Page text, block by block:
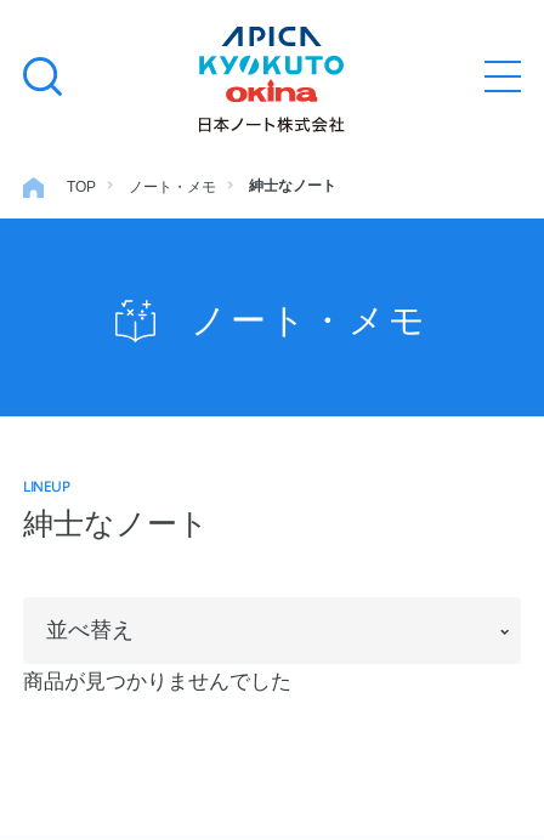
文
キ
ッ
閉
検
る
ファイル・バインダー
探求・自主学習のすすめ
工場フォトツアー
TOP ノート・メモ 紳士なノート
ノート・メモ
LINEUP
紳士なノート
替
並べ替え
商品が見つかりませんでした